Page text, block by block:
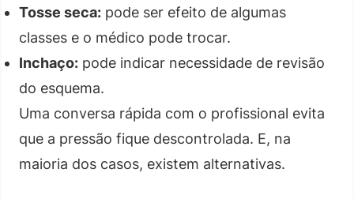
Tosse seca: pode ser efeito de algumas
classes e o médico pode trocar.
Inchaço: pode indicar necessidade de revisão
do esquema.
Uma conversa rápida com o profissional evita
que a pressão fique descontrolada. E, na
maioria dos casos, existem alternativas.